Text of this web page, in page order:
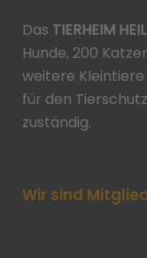
Das TIERHEIM
Hunde, 200
weitere Kleintiere
für den
zuständig.
Wir sind